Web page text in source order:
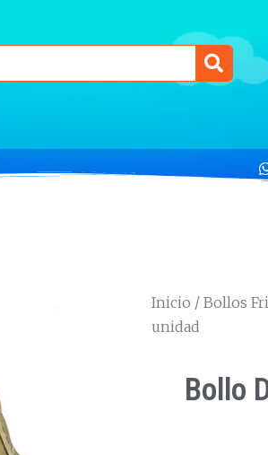
Inicio / Bollos
unidad
Bollo